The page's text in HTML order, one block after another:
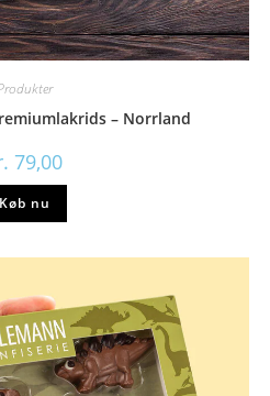
– Norrland
79,00
Køb nu